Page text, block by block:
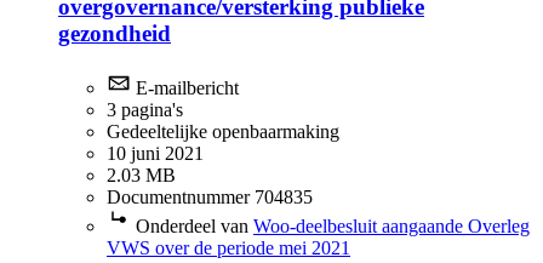
overgovernance/versterking publieke
gezondheid
E-mailbericht
3 pagina's
Gedeeltelijke openbaarmaking
10 juni 2021
2.03 MB
Documentnummer 704835
Onderdeel van Woo-deelbesluit aangaande Overleg
VWS over de periode mei 2021